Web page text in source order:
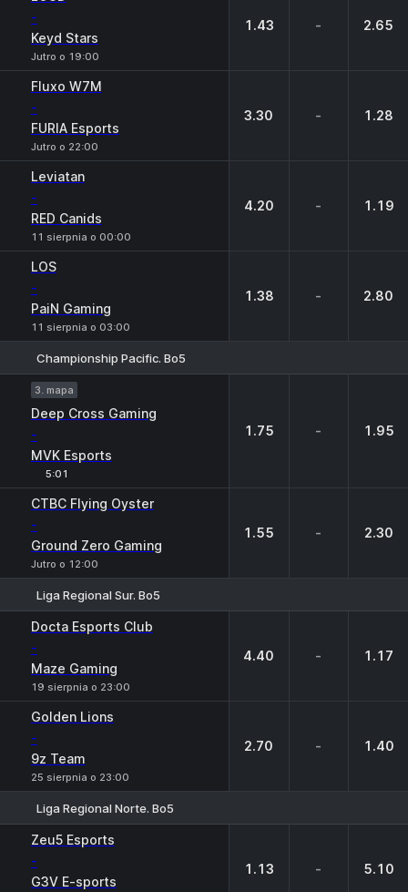
-
Keyd Stars
Jutro o 19:00
1.43 - 2.65
Fluxo W7M
-
FURIA Esports
Jutro o 22:00
3.30 - 1.28
Leviatan
-
RED Canids
11 sierpnia o 00:00
4.20 - 1.19
LOS
-
PaiN Gaming
11 sierpnia o 03:00
1.38 - 2.80
Championship Pacific. Bo5
3. mapa
Deep Cross Gaming
-
MVK Esports
5:01
1.75 - 1.95
CTBC Flying Oyster
-
Ground Zero Gaming
Jutro o 12:00
1.55 - 2.30
Liga Regional Sur. Bo5
Docta Esports Club
-
Maze Gaming
19 sierpnia o 23:00
4.40 - 1.17
Golden Lions
-
9z Team
25 sierpnia o 23:00
2.70 - 1.40
Liga Regional Norte. Bo5
Zeu5 Esports
-
G3V E-sports
1.13 - 5.10